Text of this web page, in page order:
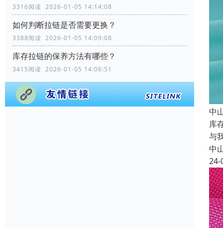
3316阅读 2026-01-05 14:14:08
如何判断拉链是否需要更换？
3388阅读 2026-01-05 14:09:08
库存拉链的保养方法有哪些？
3415阅读 2026-01-05 14:06:51
中
库
与
中
24-